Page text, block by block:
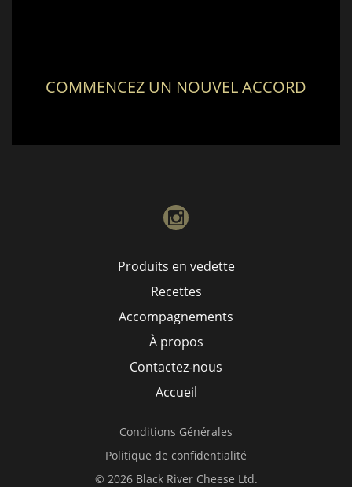
COMMENCEZ UN NOUVEL ACCORD
instagram
Produits en vedette
Recettes
Accompagnements
À propos
Contactez-nous
Accueil
Conditions Générales
Politique de confidentialité
© 2026 Black River Cheese Ltd.